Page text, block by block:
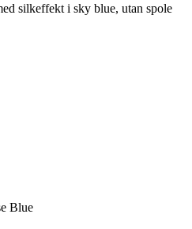
silkeffekt i sky blue, utan spole
Blue